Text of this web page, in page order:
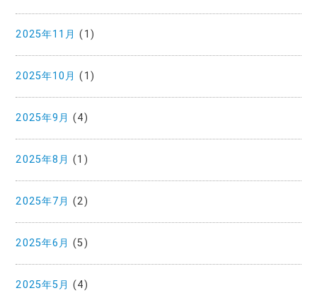
2025年11月 (1)
2025年10月 (1)
2025年9月 (4)
2025年8月 (1)
2025年7月 (2)
2025年6月 (5)
2025年5月 (4)